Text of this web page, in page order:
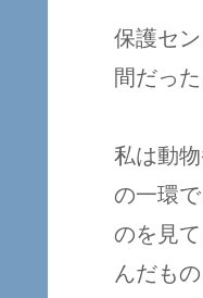
保護セ
間だった
私は動
の一環
のを見
んだも